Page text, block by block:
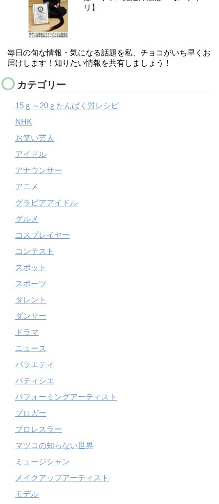
リ】
毎日の旬な情報・気になる話題を私、チョコがいち早くお
届けします！知りたい情報を共有しましょう！
カテゴリー
15ｇ～20ｇたんぱく質レシピ
NHK
お笑い芸人
アイドル
アナウンサー
アニメ
グラビアアイドル
グルメ
コスプレイヤー
コンテスト
スポット
スポーツ
タレント
ダンサー
ドラマ
ニュース
バラエティ
パティシエ
パフォーミングアーティスト
ブロガー
プロレスラー
マツコの知らない世界
ミュージシャン
メイクアップアーティスト
モデル